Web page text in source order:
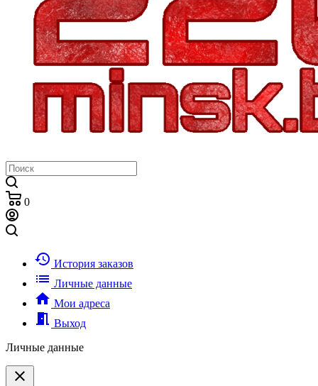
0
history История заказов
list Личные данные
home Мои адреса
meeting_room Выход
Личные данные
clear